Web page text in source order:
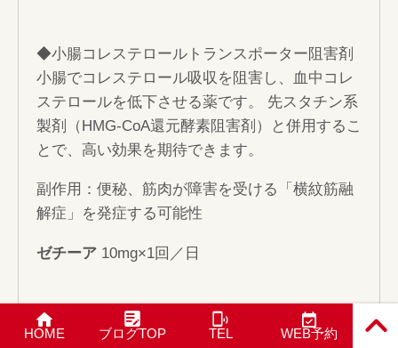
◆小腸コレステロールトランスポーター阻害剤
小腸でコレステロール吸収を阻害し、血中コレ
ステロールを低下させる薬です。 先スタチン系
製剤（HMG-CoA還元酵素阻害剤）と併用するこ
とで、高い効果を期待できます。
副作用：便秘、筋肉が障害を受ける「横紋筋融
解症」を発症する可能性
ゼチーア 10mg×1回／日
2. コレステロール値と中性脂肪値を下げ
HOME ブログTOP TEL WEB予約
PAGE T
OP